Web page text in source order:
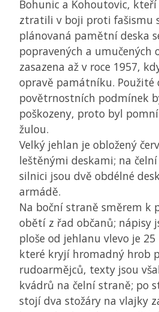
Bohunic a Kohoutovic, kteří
ztratili v boji proti fašismu
plánovaná pamětní deska
popravených a umučených
zasazena až v roce 1957,
opravě památníku. Použité
povětrnostních podmínek
poškozeny, proto byl
žulou.
Velký jehlan je obložený
leštěnými deskami; na
silnici jsou dvě obdélné
armádě.
Na boční straně směrem k
obětí z řad občanů; nápisy
ploše od jehlanu vlevo je
které kryjí hromadný hrob
rudoarmějců, texty jsou
kvádrů na čelní straně; po
stojí dva stožáry na vlajky